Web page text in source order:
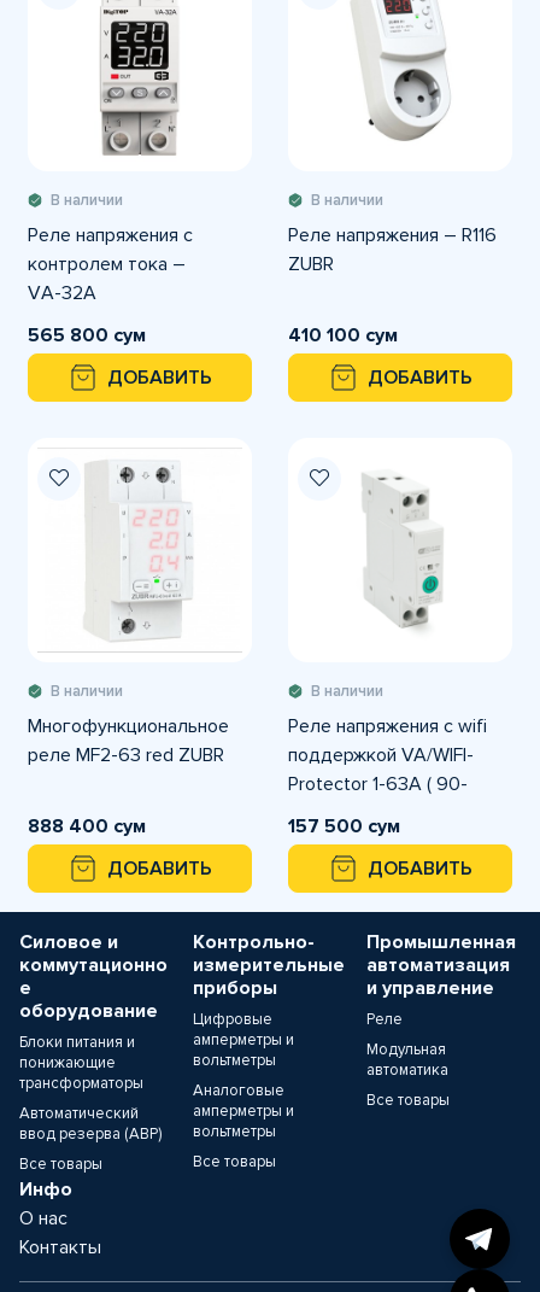
В наличии
Реле напряжения c
контролем тока –
VА-32A
565 800 сум
ДОБАВИТЬ
В наличии
Реле напряжения – R116
ZUBR
410 100 сум
ДОБАВИТЬ
В наличии
Многофункциональное
реле MF2-63 red ZUBR
888 400 сум
ДОБАВИТЬ
В наличии
Реле напряжения с wifi
поддержкой VA/WIFI-
Protector 1-63A ( 90-
300VAC )
157 500 сум
ДОБАВИТЬ
Силовое и
коммутационно
е
оборудование
Блоки питания и
понижающие
трансформаторы
Автоматический
ввод резерва (АВР)
Все товары
Контрольно-
измерительные
приборы
Цифровые
амперметры и
вольтметры
Аналоговые
амперметры и
вольтметры
Все товары
Промышленная
автоматизация
и управление
Реле
Модульная
автоматика
Все товары
Инфо
О нас
Контакты